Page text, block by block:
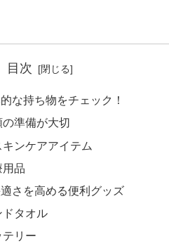
目次
な持ち物をチェック！
準備が大切
ンケアアイテム
品
さを高める便利グッズ
ドタオル
リー